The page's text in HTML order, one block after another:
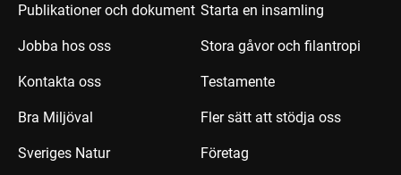
Publikationer och dokument
Jobba hos oss
Kontakta oss
Bra Miljöval
Sveriges Natur
Starta en insamling
Stora gåvor och filantropi
Testamente
Fler sätt att stödja oss
Företag